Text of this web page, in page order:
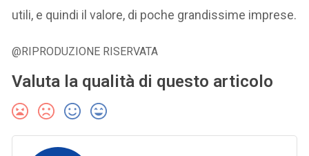
utili, e quindi il valore, di poche grandissime imprese.
@RIPRODUZIONE RISERVATA
Valuta la qualità di questo articolo